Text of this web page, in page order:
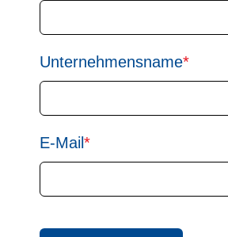
Unternehmensname*
E-Mail*